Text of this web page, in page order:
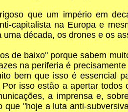
que um império em
capitalista na Europa e
década, os drones e os
de baixo" porque sabem
na periferia é
bem que isso é essencial
isso estão a apertar
a imprensa e,
"hoje a luta anti-